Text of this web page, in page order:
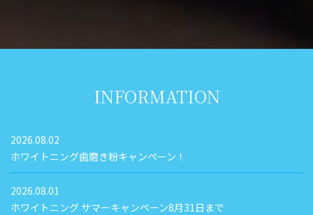
INFORMATION
2026.08.02
ホワイトニング歯磨き粉キャンペーン！
2026.08.01
ホワイトニング サマーキャンペーン8月31日まで